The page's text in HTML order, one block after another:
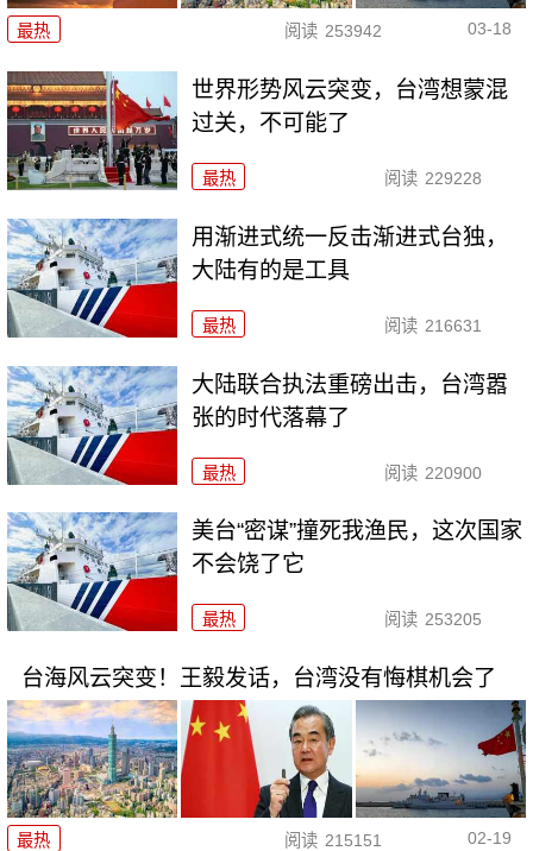
最热 阅读 253942 03-18
世界形势风云突变，台湾想蒙混
过关，不可能了
最热 阅读 229228
用渐进式统一反击渐进式台独，
大陆有的是工具
最热 阅读 216631
大陆联合执法重磅出击，台湾嚣
张的时代落幕了
最热 阅读 220900
美台“密谋”撞死我渔民，这次国家
不会饶了它
最热 阅读 253205
台海风云突变！王毅发话，台湾没有悔棋机会了
最热 阅读 215151 02-19